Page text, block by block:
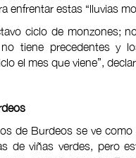
enfrentar estas “lluvias
ciclo de monzones;
tiene precedentes y
el mes que viene”,
de Burdeos se ve
de viñas verdes, pero